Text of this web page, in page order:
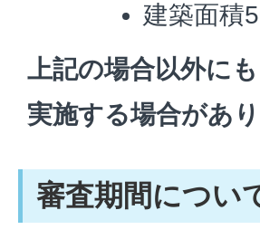
建築面積
上記の場合以外に
実施する場合があり
審査期間につい